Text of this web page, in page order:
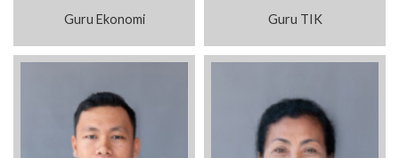
Guru Ekonomi
Guru TIK